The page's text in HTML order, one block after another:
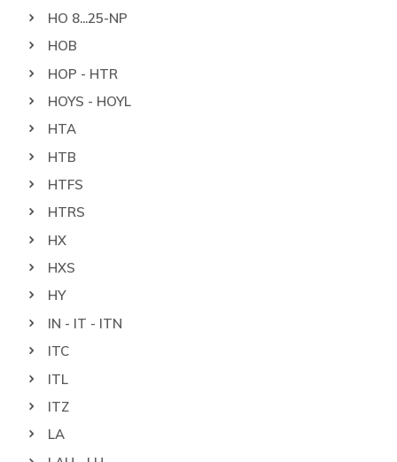
HO 8...25-NP
HOB
HOP - HTR
HOYS - HOYL
HTA
HTB
HTFS
HTRS
HX
HXS
HY
IN - IT - ITN
ITC
ITL
ITZ
LA